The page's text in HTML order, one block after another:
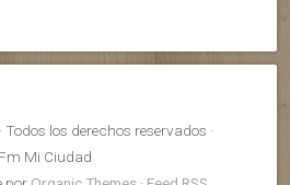
los derechos reservados ·
Fm Mi Ciudad